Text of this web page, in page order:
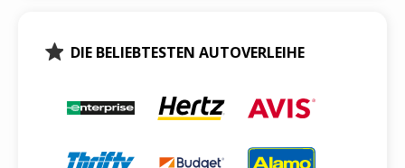
DIE BELIEBTESTEN AUTOVERLEIHE